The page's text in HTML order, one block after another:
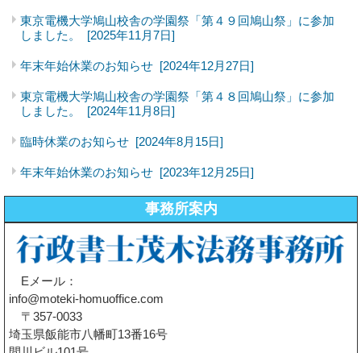
東京電機大学鳩山校舎の学園祭「第４９回鳩山祭」に参加
しました。 [2025年11月7日]
年末年始休業のお知らせ [2024年12月27日]
東京電機大学鳩山校舎の学園祭「第４８回鳩山祭」に参加
しました。 [2024年11月8日]
臨時休業のお知らせ [2024年8月15日]
年末年始休業のお知らせ [2023年12月25日]
事務所案内
Eメール：
info@moteki-homuoffice.com
〒357-0033
埼玉県飯能市八幡町13番16号